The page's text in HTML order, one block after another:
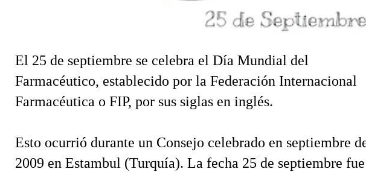
El 25 de septiembre se celebra el Día Mundial del
Farmacéutico, establecido por la Federación Internacional
Farmacéutica o FIP, por sus siglas en inglés.
Esto ocurrió durante un Consejo celebrado en septiembre
2009 en Estambul (Turquía). La fecha 25 de septiembre fue